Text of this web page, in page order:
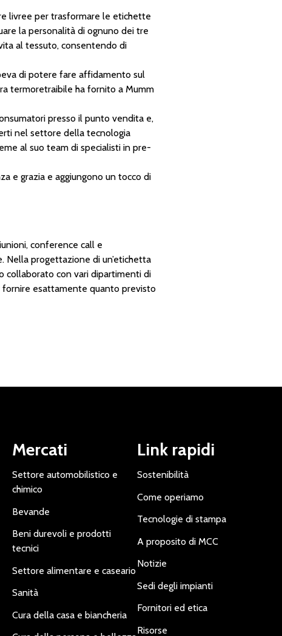
livree per trasformare le etichette
la personalità di ognuno dei tre
al tessuto, consentendo di
di potere fare affidamento sul
termoretraibile ha fornito a Mumm
presso il punto vendita e,
nel settore della tecnologia
al suo team di specialisti in pre-
e grazia e aggiungono un tocco di
conference call e
Nella progettazione di un’etichetta
collaborato con vari dipartimenti di
fornire esattamente quanto previsto
Mercati
Settore automobilistico e
chimico
Bevande
Beni durevoli e prodotti
tecnici
Settore alimentare e caseario
Sanità
Cura della casa e biancheria
Link rapidi
Sostenibilità
Come operiamo
Tecnologie di stampa
A proposito di MCC
Notizie
Sedi degli impianti
Fornitori ed etica
Risorse